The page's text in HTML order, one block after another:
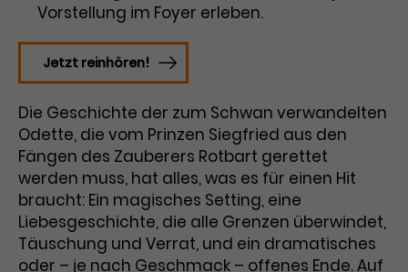
Benutzer*in wiedererkannt werden,
und es wird Zugang zu
geschützten Bereichen gewährt.
Name cookie_optin
Anbieter TYPO3
Laufzeit 1 Monat
Zweck
Enthält die gewählten Tracking-
Zweck
Dieses Cookie wird von Google
wird verwendet, um
Besucher*innen-, Sitzungs- und
Kampagnendaten zu berechnen
und die Nutzung der Website für
den Analysebericht der Website zu
verfolgen. Die Cookies speichern
Informationen anonym und weisen
eine zufallsgenerierte Nummer zu,
Marketing
Diese Gruppe beinhaltet alle Scripte, die es uns
ermöglichen die Leistung unserer
Werbekampagnen zu analysieren und
Conversions zu messen. Außerdem helfen sie
uns dabei Werbeanzeigen und Inhalte besser auf
die Interessen unserer Nutzer abzustimmen.
Name
_gcl_au
Anbieter Google Ads
Laufzeit 3 Monate
Cookie-Informationen
Vorstellung im Foyer erleben.
Jetzt reinhören!
Die Geschichte der zum Schwan verwandelten
Odette, die vom Prinzen Siegfried aus den
Fängen des Zauberers Rotbart gerettet
werden muss, hat alles, was es für einen Hit
braucht: Ein magisches Setting, eine
Liebesgeschichte, die alle Grenzen überwindet,
Täuschung und Verrat, und ein dramatisches
oder – je nach Geschmack – offenes Ende. Auf